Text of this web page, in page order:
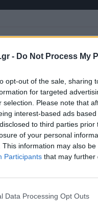
- Do Not Process My
opt-out of the sale, sharing
for targeted
selection. Please note that
interest-based ads
to third parties
of your personal
This information may also
Participants that may further
Data Processing Opt Outs